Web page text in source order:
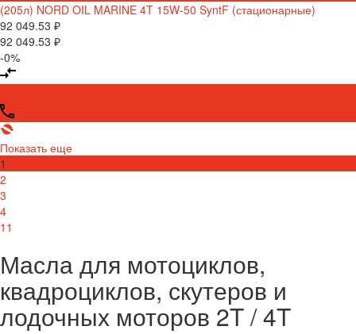
(205л) NORD OIL MARINE 4T 15W-50 SyntF (стационарные)
92 049.53 ₽
92 049.53 ₽
-0%
Показать еще
1
2
3
4
11
Масла для мотоциклов,
квадроциклов, скутеров и
лодочных моторов 2T / 4T